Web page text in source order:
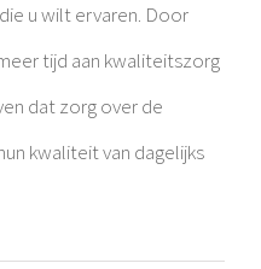
u wilt ervaren. Door
tijd aan kwaliteitszorg
dat zorg over de
kwaliteit van dagelijks